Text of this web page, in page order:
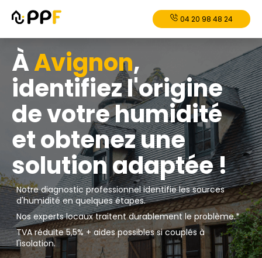
04 20 98 48 24
ÀAvignon,
identifiez l'origine
de votre humidité
et obtenez une
solution adaptée !
Notre diagnostic professionnel identifie les sources
d'humidité en quelques étapes.
Nos experts locaux traitent durablement le problème.*
TVA réduite 5,5% + aides possibles si couplés à
l'isolation.